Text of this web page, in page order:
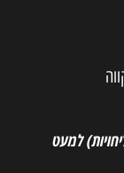
למעט